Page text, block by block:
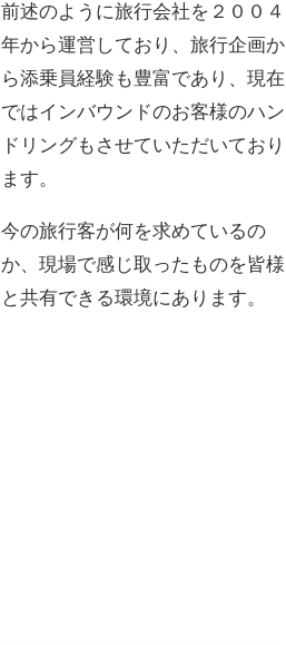
前述のように旅行会社を２００４
年から運営しており、旅行企画か
ら添乗員経験も豊富であり、現在
ではインバウンドのお客様のハン
ドリングもさせていただいており
ます。
今の旅行客が何を求めているの
か、現場で感じ取ったものを皆様
と共有できる環境にあります。